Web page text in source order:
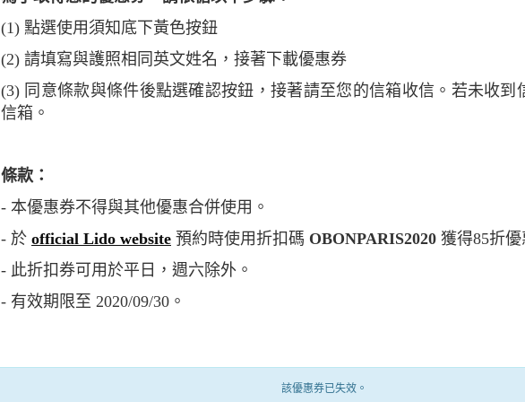
(1) 點選使用須知底下黃色按鈕
(2) 請填寫與護照相同英文姓名，接著下載優惠券
(3) 同意條款與條件後點選確認按鈕，接著請至您的信箱收信。若未收到信件，請查看垃圾
信箱。
條款：
- 本優惠券不得與其他優惠合併使用。
- 於 official Lido website 預約時使用折扣碼 OBONPARIS2020 獲得85折
- 此折扣券可用於平日，週六除外。
- 有效期限至 2020/09/30。
該優惠券已失效。